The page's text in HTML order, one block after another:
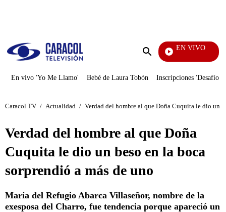
Enviar
EN VIVO
Televentas
En vivo 'Yo Me Llamo' Bebé de Laura Tobón Inscripciones 'Desafío'
Caracol TV / Actualidad / Verdad del hombre al que Doña Cuquita le dio un
Verdad del hombre al que Doña
Cuquita le dio un beso en la boca
sorprendió a más de uno
María del Refugio Abarca Villaseñor, nombre de la
exesposa del Charro, fue tendencia porque apareció un